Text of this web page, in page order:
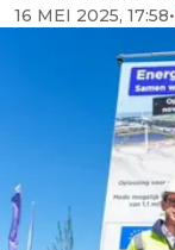
16 MEI 2025, 17:58•